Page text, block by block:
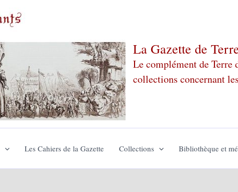
La Gazette de
Le complément de Terre
collections concernant
Les Cahiers de la Gazette Collections Bibliothèque et